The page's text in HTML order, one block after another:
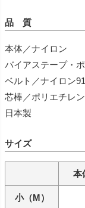
品 質
本体／ナイロン
バイアステープ・
ベルト／ナイロン
芯棒／ポリエチレ
日本製
サイズ
本
小（M）